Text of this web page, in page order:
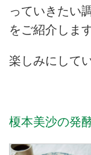
っていきたい
をご紹介します
楽しみにして
榎本美沙の発